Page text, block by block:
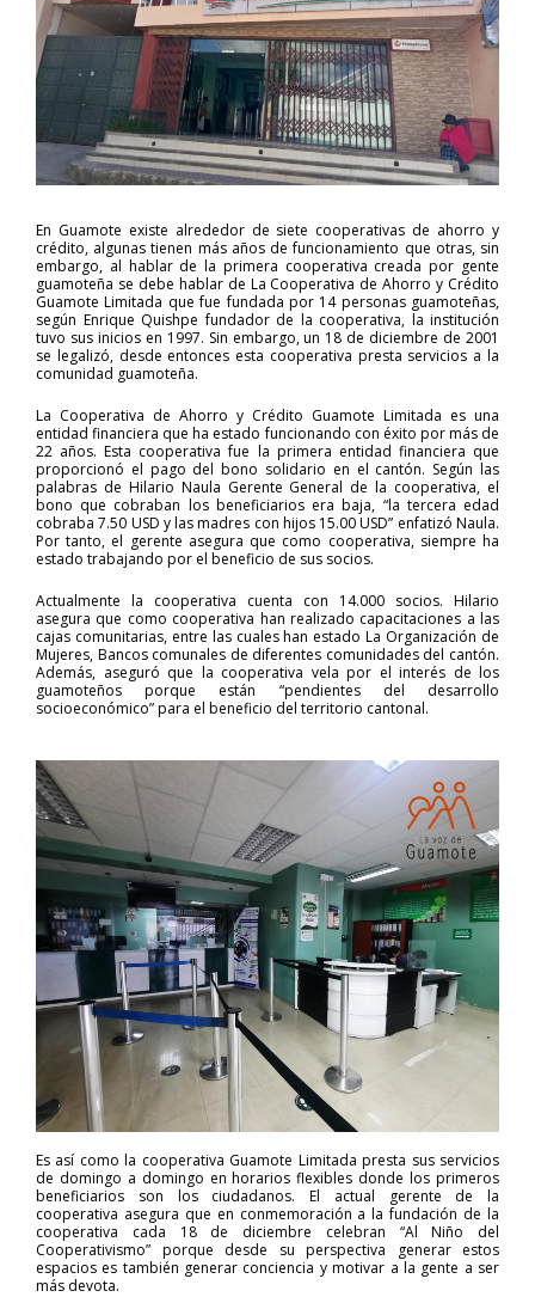
En Guamote existe alrededor de siete cooperativas de ahorro y
crédito, algunas tienen más años de funcionamiento que otras, sin
embargo, al hablar de la primera cooperativa creada por gente
guamoteña se debe hablar de La Cooperativa de Ahorro y Crédito
Guamote Limitada que fue fundada por 14 personas guamoteñas,
según Enrique Quishpe fundador de la cooperativa, la institución
tuvo sus inicios en 1997. Sin embargo, un 18 de diciembre de 2001
se legalizó, desde entonces esta cooperativa presta servicios a la
comunidad guamoteña.
La Cooperativa de Ahorro y Crédito Guamote Limitada es una
entidad financiera que ha estado funcionando con éxito por más de
22 años. Esta cooperativa fue la primera entidad financiera que
proporcionó el pago del bono solidario en el cantón. Según las
palabras de Hilario Naula Gerente General de la cooperativa, el
bono que cobraban los beneficiarios era baja, “la tercera edad
cobraba 7.50 USD y las madres con hijos 15.00 USD” enfatizó Naula.
Por tanto, el gerente asegura que como cooperativa, siempre ha
estado trabajando por el beneficio de sus socios.
Actualmente la cooperativa cuenta con 14.000 socios. Hilario
asegura que como cooperativa han realizado capacitaciones a las
cajas comunitarias, entre las cuales han estado La Organización de
Mujeres, Bancos comunales de diferentes comunidades del cantón.
Además, aseguró que la cooperativa vela por el interés de los
guamoteños porque están “pendientes del desarrollo
socioeconómico” para el beneficio del territorio cantonal.
Es así como la cooperativa Guamote Limitada presta sus servicios
de domingo a domingo en horarios flexibles donde los primeros
beneficiarios son los ciudadanos. El actual gerente de la
cooperativa asegura que en conmemoración a la fundación de la
cooperativa cada 18 de diciembre celebran “Al Niño del
Cooperativismo” porque desde su perspectiva generar estos
espacios es también generar conciencia y motivar a la gente a ser
más devota.